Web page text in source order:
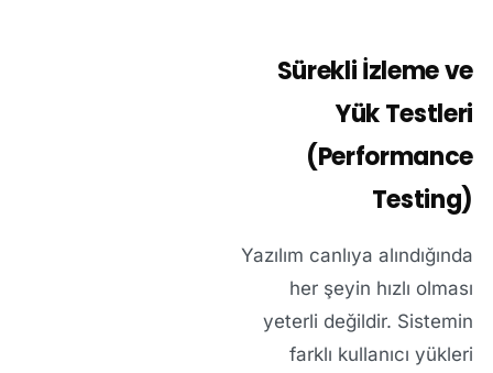
Sürekli İzleme ve
Yük Testleri
(Performance
Testing)
Yazılım canlıya alındığında
her şeyin hızlı olması
yeterli değildir. Sistemin
farklı kullanıcı yükleri